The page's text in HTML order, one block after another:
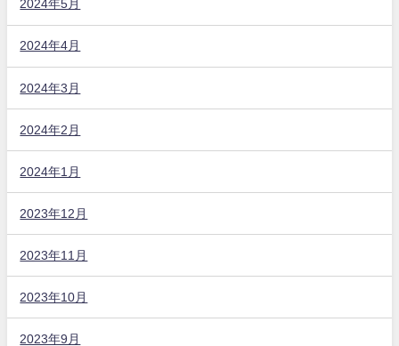
2024年5月
2024年4月
2024年3月
2024年2月
2024年1月
2023年12月
2023年11月
2023年10月
2023年9月